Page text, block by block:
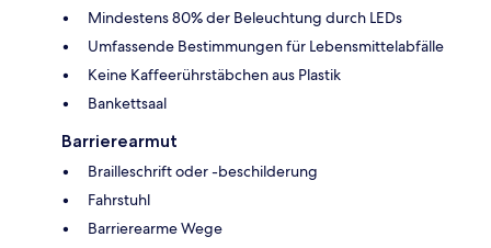
Mindestens 80% der Beleuchtung durch LEDs
Umfassende Bestimmungen für Lebensmittelabfälle
Keine Kaffeerührstäbchen aus Plastik
Bankettsaal
Barrierearmut
Brailleschrift oder -beschilderung
Fahrstuhl
Barrierearme Wege